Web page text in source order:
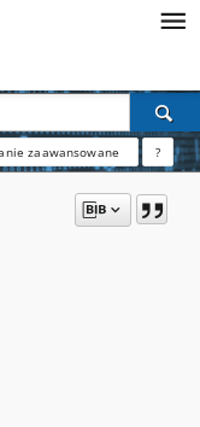
zaawansowane ?